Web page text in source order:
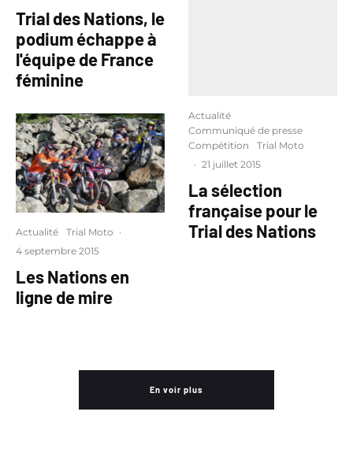
Trial des Nations, le
podium échappe à
l'équipe de France
féminine
Actualité Trial Moto ·
4 septembre 2015
Les Nations en
ligne de mire
Actualité
Communiqué de presse
Compétition
Trial Moto
· 21 juillet 2015
La sélection
française pour le
Trial des Nations
En voir plus